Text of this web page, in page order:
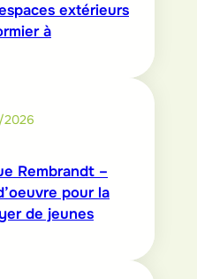
extérieurs
à
Rembrandt –
pour la
de jeunes